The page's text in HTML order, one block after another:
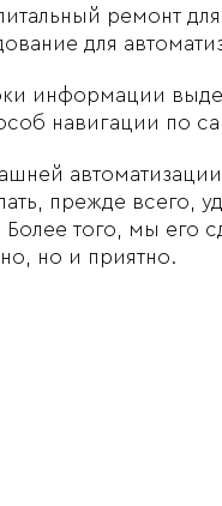
ремонт
для
информации
навигации по
прежде всего,
того, мы его
но и приятно.